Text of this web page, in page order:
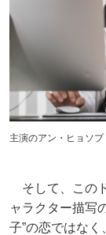
主演のアン・ヒョソ
そして、この
ャラクター描写
子”の恋ではな